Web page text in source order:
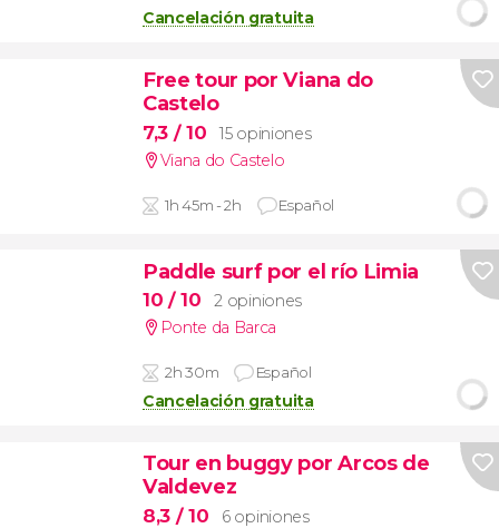
Cancelación gratuita
Free tour por Viana do
Castelo
7,3 / 10
15 opiniones
Viana do Castelo
1h 45m - 2h Español
Paddle surf por el río Limia
10 / 10
2 opiniones
Ponte da Barca
2h 30m Español
Cancelación gratuita
Tour en buggy por Arcos de
Valdevez
8,3 / 10
6 opiniones